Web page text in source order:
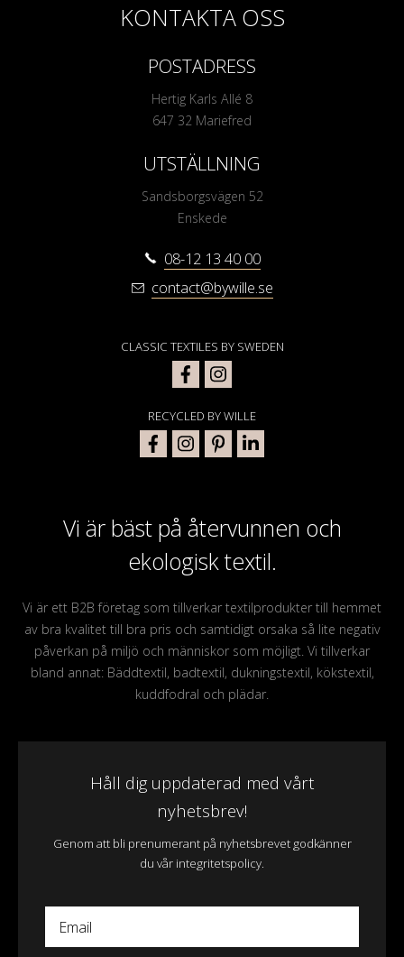
Vi är bäst på återvunnen och
ekologisk textil.
Vi är ett B2B företag som tillverkar textilprodukter till hemmet
av bra kvalitet till bra pris och samtidigt orsaka så lite negativ
påverkan på miljö och människor som möjligt. Vi tillverkar
bland annat: Bäddtextil, badtextil, dukningstextil, kökstextil,
kuddfodral och plädar.
Håll dig uppdaterad med vårt
nyhetsbrev!
Genom att bli prenumerant på nyhetsbrevet godkänner
du vår integritetspolicy.
Email
KONTAKTA OSS
POSTADRESS
Hertig Karls Allé 8
647 32 Mariefred
UTSTÄLLNING
Sandsborgsvägen 52
Enskede
08-12 13 40 00
contact@bywille.se
CLASSIC TEXTILES BY SWEDEN
RECYCLED BY WILLE